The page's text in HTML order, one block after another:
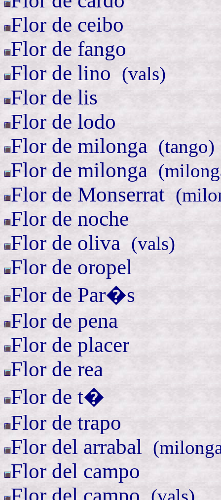
Flor de ceibo
Flor de fango
Flor de lino (vals)
Flor de lis
Flor de lodo
Flor de milonga (tango)
Flor de milonga (
Flor de Monserrat (
Flor de noche
Flor de oliva (vals)
Flor de oropel
Flor de Par�s
Flor de pena
Flor de placer
Flor de rea
Flor de t�
Flor de trapo
Flor del arrabal (
Flor del campo
Flor del campo